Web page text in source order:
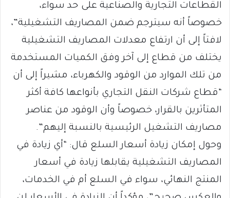
القطاعات التجارية والصناعية على حد سواء،
خصوصاً أنه سيترجم ضمن المصاريف التشغيلية”،
لافتاً إلى أن ارتفاع معدلات المصاريف التشغيلية
يختلف من قطاع إلى آخر وفق الكميات المستخدمة
من تلك الموارد من الوقود والكهرباء، مشيراً إلى أن
“قطاع شركات النقل التجاري بأنواعها كافة أكثر
المتأثرين بالقرار، خصوصاً وأن الوقود من عناصر
مصاريف التشغيل الرئيسية بالنسبة إليهم”.
وحول إمكان زيادة أسعار السلع قال: “أي زيادة في
المصاريف التشغيلية يقابلها زيادة في أسعار
المنتج النهائي، سواء في السلع أم في الخدمات،